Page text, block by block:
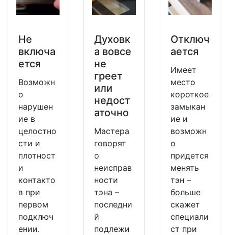
Не
включа
ется
Возможн
о
нарушен
ие в
целостно
сти и
плотност
и
контакто
в при
первом
подключ
ении.
Духовк
а вовсе
не
греет
или
недост
аточно
Мастера
говорят
о
неисправ
ности
тэна –
последни
й
подлежи
Отключ
ается
Имеет
место
короткое
замыкан
ие и
возможн
о
придется
менять
тэн –
больше
скажет
специали
ст при